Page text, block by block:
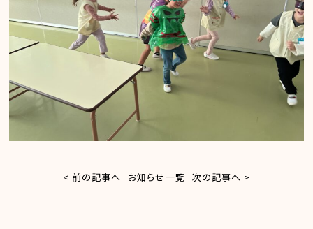
< 前の記事へ お知らせ一覧 次の記事へ >